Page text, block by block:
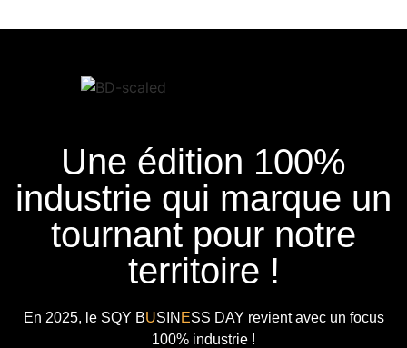
Une édition 100%
industrie qui marque un
tournant pour notre
territoire !
En 2025, le SQY BUSIN ESS DAY revient avec un focus
100% industrie !